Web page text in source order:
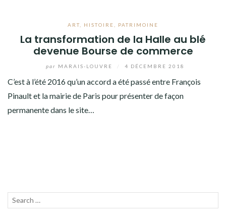
ART HISTOIRE PATRIMOINE
La transformation de la Halle au blé
devenue Bourse de commerce
par MARAIS-LOUVRE 4 DÉCEMBRE 2018
C’est à l’été 2016 qu’un accord a été passé entre François
Pinault et la mairie de Paris pour présenter de façon
permanente dans le site…
Recherche